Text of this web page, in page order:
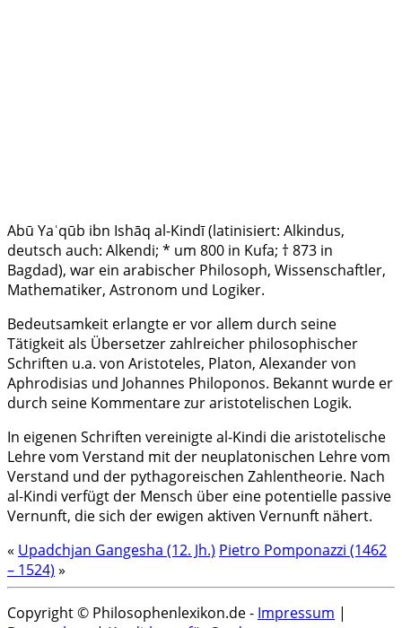
Abū Yaʿqūb ibn Ishāq al-Kindī (latinisiert: Alkindus,
deutsch auch: Alkendi; * um 800 in Kufa; † 873 in
Bagdad), war ein arabischer Philosoph, Wissenschaftler,
Mathematiker, Astronom und Logiker.
Bedeutsamkeit erlangte er vor allem durch seine
Tätigkeit als Übersetzer zahlreicher philosophischer
Schriften u.a. von Aristoteles, Platon, Alexander von
Aphrodisias und Johannes Philoponos. Bekannt wurde er
durch seine Kommentare zur aristotelischen Logik.
In eigenen Schriften vereinigte al-Kindi die aristotelische
Lehre vom Verstand mit der neuplatonischen Lehre vom
Verstand und der pythagoreischen Zahlentheorie. Nach
al-Kindi verfügt der Mensch über eine potentielle passive
Vernunft, die sich der ewigen aktiven Vernunft nähert.
« Upadchjan Gangesha (12. Jh.) Pietro Pomponazzi (1462
– 1524) »
Copyright © Philosophenlexikon.de - Impressum |